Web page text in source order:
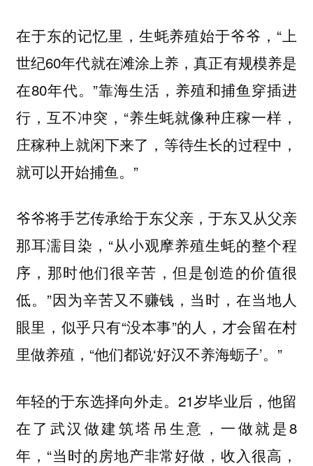
在于东的记忆里，生蚝养殖始于爷爷，“上
世纪60年代就在滩涂上养，真正有规模养是
在80年代。”靠海生活，养殖和捕鱼穿插进
行，互不冲突，“养生蚝就像种庄稼一样，
庄稼种上就闲下来了，等待生长的过程中，
就可以开始捕鱼。”
爷爷将手艺传承给于东父亲，于东又从父亲
那耳濡目染，“从小观摩养殖生蚝的整个程
序，那时他们很辛苦，但是创造的价值很
低。”因为辛苦又不赚钱，当时，在当地人
眼里，似乎只有“没本事”的人，才会留在村
里做养殖，“他们都说‘好汉不养海蛎子’。”
年轻的于东选择向外走。21岁毕业后，他留
在了武汉做建筑塔吊生意，一做就是8
年，“当时的房地产非常好做，收入很高，